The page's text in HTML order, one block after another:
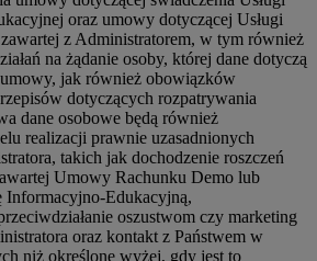
oraz umowy dotyczącej Usługi
z Administratorem, w tym również
na żądanie osoby, której dane dotyczą
jak również obowiązków
dotyczących rozpatrywania
dane osobowe będą również
realizacji prawnie uzasadnionych
takich jak dochodzenie roszczeń
Umowy Rachunku Demo lub
Informacyjno-Edukacyjną,
oszustwom czy marketing
oraz kontakt z Państwem w
niż określone wyżej, gdy jest to